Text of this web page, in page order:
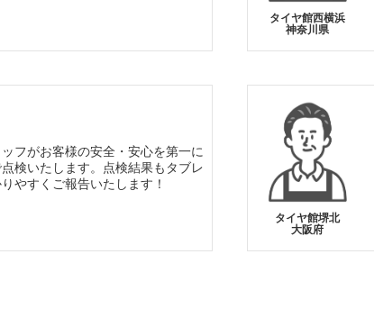
タイヤ館西横浜
神奈川県
フがお客様の安全・安心を第一に
検いたします。点検結果もタブレ
やすくご報告いたします！
タイヤ館堺北
大阪府